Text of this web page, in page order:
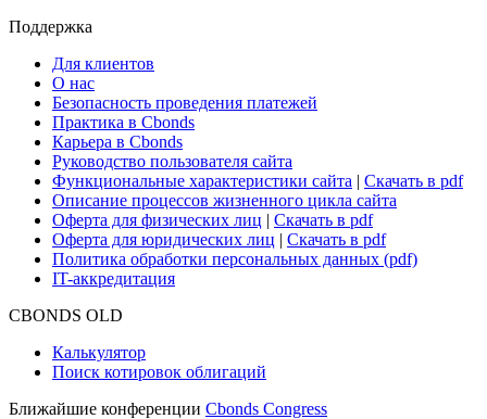
Поддержка
Для клиентов
О нас
Безопасность проведения платежей
Практика в Cbonds
Карьера в Cbonds
Руководство пользователя сайта
Функциональные характеристики сайта | Скачать в pdf
Описание процессов жизненного цикла сайта
Оферта для физических лиц | Скачать в pdf
Оферта для юридических лиц | Скачать в pdf
Политика обработки персональных данных (pdf)
IT-аккредитация
CBONDS OLD
Калькулятор
Поиск котировок облигаций
Ближайшие конференции Cbonds Congress